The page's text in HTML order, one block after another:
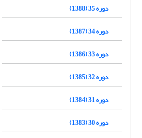
دوره 35 (1388)
دوره 34 (1387)
دوره 33 (1386)
دوره 32 (1385)
دوره 31 (1384)
دوره 30 (1383)